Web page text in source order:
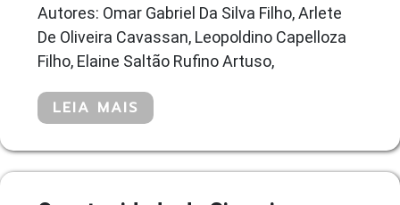
Autores: Omar Gabriel Da Silva Filho, Arlete
De Oliveira Cavassan, Leopoldino Capelloza
Filho, Elaine Saltão Rufino Artuso,
LEIA MAIS